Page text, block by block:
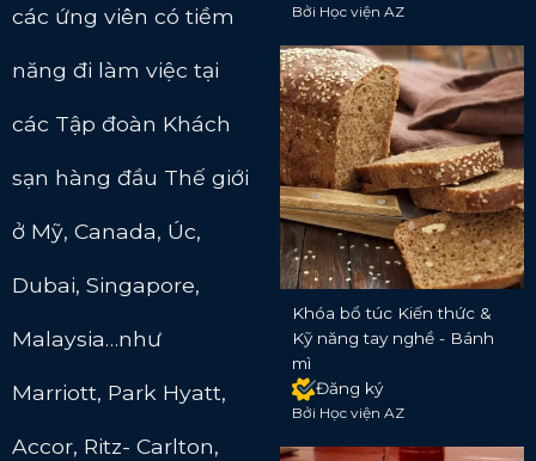
các ứng viên có tiềm
năng đi làm việc tại
các Tập đoàn Khách
sạn hàng đầu Thế giới
ở Mỹ, Canada, Úc,
Dubai, Singapore,
Malaysia…như
Marriott, Park Hyatt,
Accor, Ritz- Carlton,
Bởi Học viện AZ
Khóa bổ túc Kiến thức &
Kỹ năng tay nghề - Bánh
mì
Đăng ký
Bởi Học viện AZ